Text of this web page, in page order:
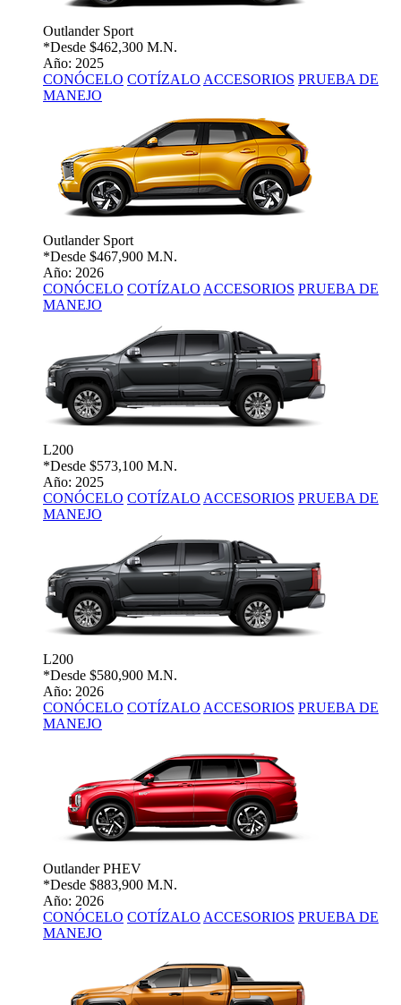
Outlander Sport
*Desde $462,300 M.N.
Año: 2025
CONÓCELO COTÍZALO ACCESORIOS PRUEBA DE
MANEJO
Outlander Sport
*Desde $467,900 M.N.
Año: 2026
CONÓCELO COTÍZALO ACCESORIOS PRUEBA DE
MANEJO
L200
*Desde $573,100 M.N.
Año: 2025
CONÓCELO COTÍZALO ACCESORIOS PRUEBA DE
MANEJO
L200
*Desde $580,900 M.N.
Año: 2026
CONÓCELO COTÍZALO ACCESORIOS PRUEBA DE
MANEJO
Outlander PHEV
*Desde $883,900 M.N.
Año: 2026
CONÓCELO COTÍZALO ACCESORIOS PRUEBA DE
MANEJO